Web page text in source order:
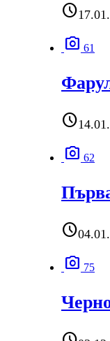
schedule
photo_camera 61
schedule
photo_camera 62
schedule
photo_camera 75